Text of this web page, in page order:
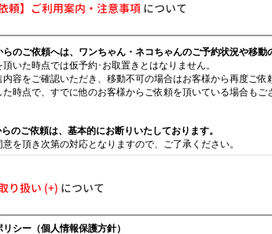
頼】ご利用案内・注意事項 について
り扱い について